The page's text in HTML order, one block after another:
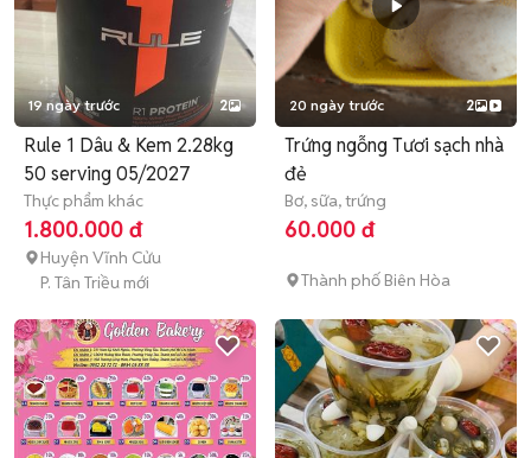
19 ngày trước 2
Rule 1 Dâu & Kem 2.28kg
50 serving 05/2027
Thực phẩm khác
1.800.000 đ
Huyện Vĩnh Cửu
P. Tân Triều mới
20 ngày trước 2
Trứng ngỗng Tươi sạch nhà
đẻ
Bơ, sữa, trứng
60.000 đ
Thành phố Biên Hòa